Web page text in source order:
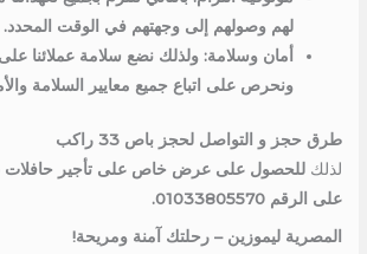
لهم وصولهم إلى وجهتهم في الوقت المحدد.
أمان وسلامة: ولذلك نضع سلامة عملائنا على
ونحرص على اتباع جميع معايير السلامة
طرق حجز و التواصل لحجز باص 33 راكب
لذلك
على الرقم 01033805570.
المصرية ليموزين – رحلتك آمنة ومريحة!